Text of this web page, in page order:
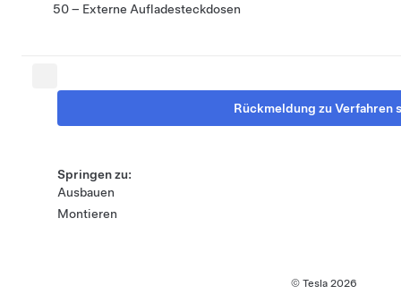
50 – Externe Aufladesteckdosen
Rückmeldung zu Verfahren
Springen zu:
Ausbauen
Montieren
© Tesla 2026